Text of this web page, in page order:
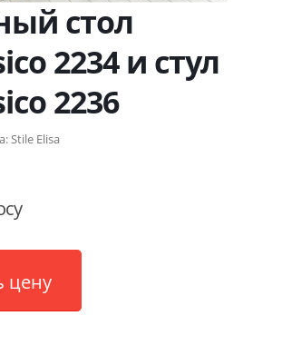
стол
2234 и стул
2236
Stile Elisa
цену